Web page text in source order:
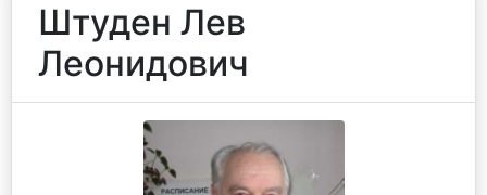
Штуден Лев
Леонидович